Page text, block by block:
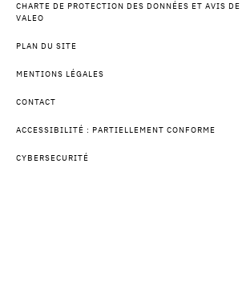
CHARTE DE PROTECTION DES DONNÉES ET AVIS
VALEO
PLAN DU SITE
MENTIONS LÉGALES
CONTACT
ACCESSIBILITÉ : PARTIELLEMENT CONFORME
CYBERSECURITÉ